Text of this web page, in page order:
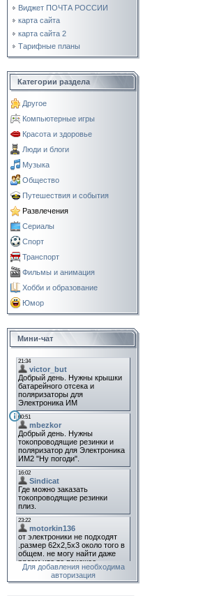
Виджет ПОЧТА РОССИИ
карта сайта
карта сайта 2
Тарифные планы
Категории раздела
Другое
Компьютерные игры
Красота и здоровье
Люди и блоги
Музыка
Общество
Путешествия и события
Развлечения
Сериалы
Спорт
Транспорт
Фильмы и анимация
Хобби и образование
Юмор
Мини-чат
Для добавления необходима
авторизация